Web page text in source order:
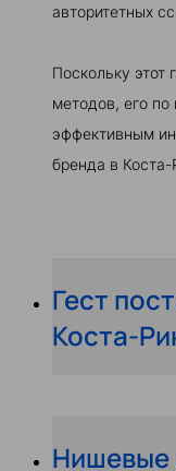
авторитетных
Поскольку этот
методов, его
эффективным
бренда в Коста-
Гест
Коста-
Нишевые